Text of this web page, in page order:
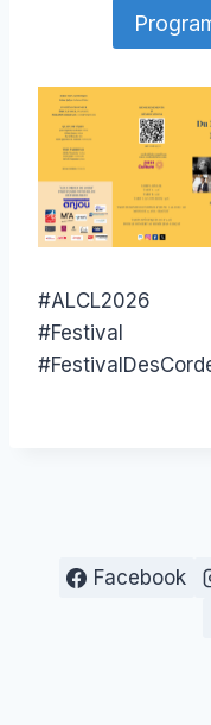
#ALCL2026
#Festival
Facebook